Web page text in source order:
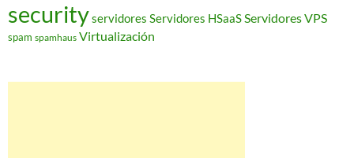
securityservidores Servidores HSaaSServidores VPS
spam spamhaus Virtualización